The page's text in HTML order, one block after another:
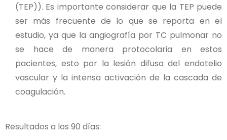
(TEP)). Es importante considerar que la TEP puede
ser más frecuente de lo que se reporta en el
estudio, ya que la angiografía por TC pulmonar no
se hace de manera protocolaria en estos
pacientes, esto por la lesión difusa del endotelio
vascular y la intensa activación de la cascada de
coagulación.
Resultados a los 90 días: